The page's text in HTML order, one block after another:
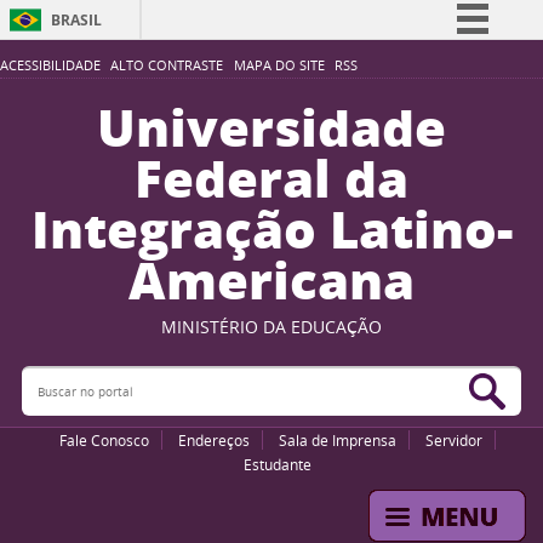
ACESSIBILIDADE ALTO CONTRASTE MAPA DO SITE RSS
BRASIL
Simplifique!
Participe
Acesso à informação
Legislação
Canais
Universidade
Federal da
Integração Latino-
Americana
MINISTÉRIO DA EDUCAÇÃO
Buscar no portal
Fale Conosco Endereços Sala de Imprensa
Servidor
Estudante